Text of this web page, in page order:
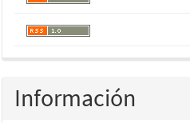
Información